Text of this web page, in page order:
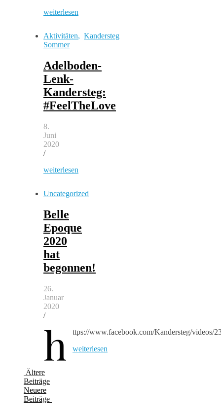
weiterlesen
Aktivitäten, Kandersteg
Sommer
Adelboden-
Lenk-
Kandersteg:
#FeelTheLove
8.
Juni
2020
/
weiterlesen
Uncategorized
Belle
Epoque
2020
hat
begonnen!
26.
Januar
2020
/
h
ttps://www.facebook.com/Kandersteg/videos/
weiterlesen
Ältere
Beiträge
Neuere
Beiträge